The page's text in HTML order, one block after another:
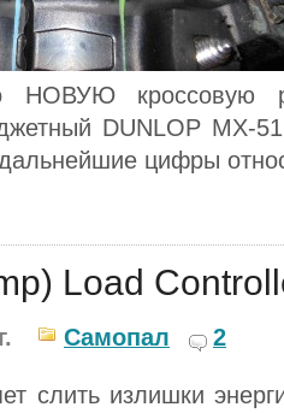
НОВУЮ кроссовую
DUNLOP MX-
цифры
Load
Самопал 2
слить излишки